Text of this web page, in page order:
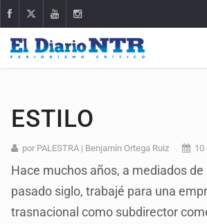
ESTILO
por PALESTRA | Benjamín Ortega Ruiz 10
Hace muchos años, a mediados de
pasado siglo, trabajé para una
trasnacional como subdirector